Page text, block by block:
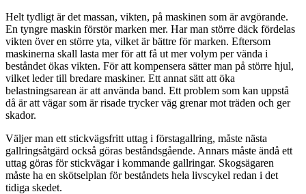
Helt tydligt är det massan, vikten, på maskinen som är avgörande.
En tyngre maskin förstör marken mer. Har man större däck fördelas
vikten över en större yta, vilket är bättre för marken. Eftersom
maskinerna skall lasta mer för att få ut mer volym per vända i
beståndet ökas vikten. För att kompensera sätter man på större hjul,
vilket leder till bredare maskiner. Ett annat sätt att öka
belastningsarean är att använda band. Ett problem som kan uppstå
då är att vägar som är risade trycker väg grenar mot träden och ger
skador.
Väljer man ett stickvägsfritt uttag i förstagallring, måste nästa
gallringsåtgärd också göras beståndsgående. Annars måste ändå ett
uttag göras för stickvägar i kommande gallringar. Skogsägaren
måste ha en skötselplan för beståndets hela livscykel redan i det
tidiga skedet.